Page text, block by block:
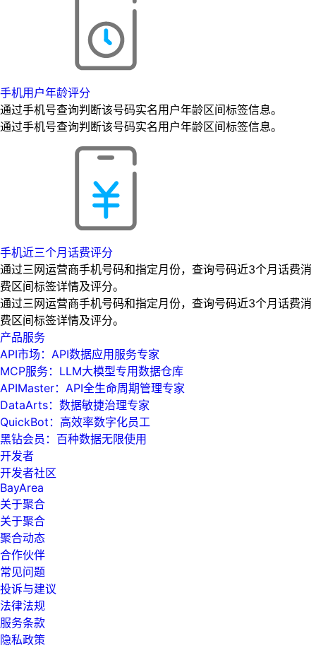
手机用户年龄评分
通过手机号查询判断该号码实名用户年龄区间标签信息。
通过手机号查询判断该号码实名用户年龄区间标签信息。
手机近三个月话费评分
通过三网运营商手机号码和指定月份，查询号码近3个月话费消
费区间标签详情及评分。
通过三网运营商手机号码和指定月份，查询号码近3个月话费消
费区间标签详情及评分。
产品服务
API市场：API数据应用服务专家
MCP服务：LLM大模型专用数据仓库
APIMaster：API全生命周期管理专家
DataArts：数据敏捷治理专家
QuickBot：高效率数字化员工
黑钻会员：百种数据无限使用
开发者
开发者社区
BayArea
关于聚合
关于聚合
聚合动态
合作伙伴
常见问题
投诉与建议
法律法规
服务条款
隐私政策